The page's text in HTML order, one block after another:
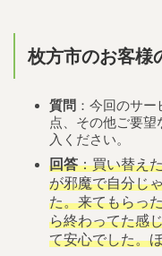
枚方市のお客様
質問 ：今回のサ
点、その他ご要
入ください。
回答：買い替え
が邪魔で自分じ
た。来てもらっ
ら終わってた感
て安心でした。